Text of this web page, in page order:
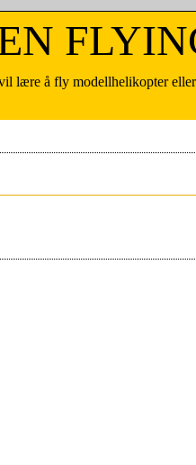
modellhelikopter eller